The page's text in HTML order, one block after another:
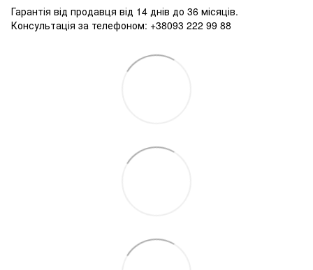
Гарантія від продавця від 14 днів до 36 місяців.
Консультація за телефоном: +38093 222 99 88